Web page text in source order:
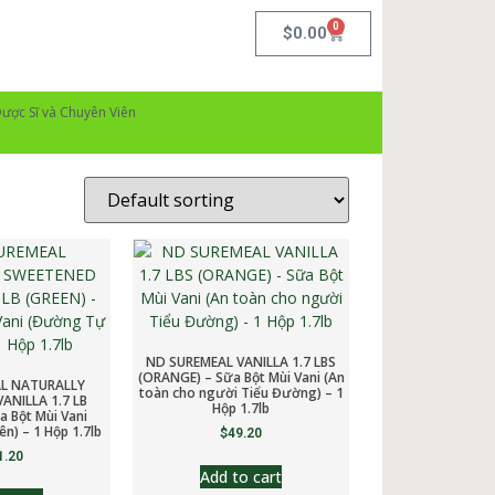
$0.00 0
Sĩ và Chuyên Viên
NATURALLY
1.7 LB
Bột Mùi Vani
– 1 Hộp 1.7lb
ND SUREMEAL VANILLA 1.7 LBS
(ORANGE) – Sữa Bột Mùi Vani (An
toàn cho người Tiểu Đường) – 1
Hộp 1.7lb
$49.20
Add to cart